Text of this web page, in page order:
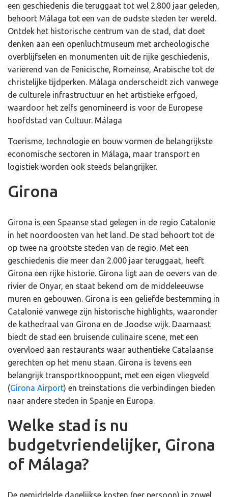
een geschiedenis die teruggaat tot wel 2.800 jaar geleden,
behoort Málaga tot een van de oudste steden ter wereld.
Ontdek het historische centrum van de stad, dat doet
denken aan een openluchtmuseum met archeologische
overblijfselen en monumenten uit de rijke geschiedenis,
variërend van de Fenicische, Romeinse, Arabische tot de
christelijke tijdperken. Málaga onderscheidt zich vanwege
de culturele infrastructuur en het artistieke erfgoed,
waardoor het zelfs genomineerd is voor de Europese
hoofdstad van Cultuur. Málaga
Toerisme, technologie en bouw vormen de belangrijkste
economische sectoren in Málaga, maar transport en
logistiek worden ook steeds belangrijker.
Girona
Girona is een Spaanse stad gelegen in de regio Catalonië
in het noordoosten van het land. De stad behoort tot de
op twee na grootste steden van de regio. Met een
geschiedenis die meer dan 2.000 jaar teruggaat, heeft
Girona een rijke historie. Girona ligt aan de oevers van de
rivier de Onyar, en staat bekend om de middeleeuwse
muren en gebouwen. Girona is een geliefde bestemming in
Catalonië vanwege zijn historische highlights, waaronder
de kathedraal van Girona en de Joodse wijk. Daarnaast
biedt de stad een bruisende culinaire scene, met een
overvloed aan restaurants waar authentieke Catalaanse
gerechten op het menu staan. Girona is tevens een
belangrijk transportknooppunt, met een eigen vliegveld
(Girona Airport) en treinstations die verbindingen bieden
naar andere steden in Spanje en Europa.
Welke stad is nu
budgetvriendelijker, Girona
of Málaga?
De gemiddelde dagelijkse kosten (per persoon) in zowel